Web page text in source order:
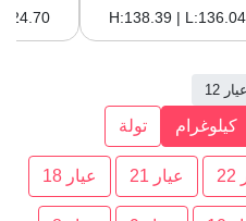
H:138.39 | L:136.04
عيار 12
كيلوغرام تولة
عيار 21 عيار 18